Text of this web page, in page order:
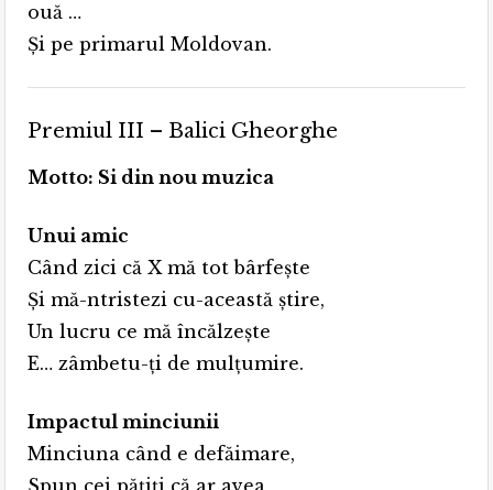
ouă …
Şi pe primarul Moldovan.
Premiul III – Balici Gheorghe
Motto: Si din nou muzica
Unui amic
Când zici că X mă tot bârfește
Și mă-ntristezi cu-această știre,
Un lucru ce mă încălzește
E… zâmbetu-ți de mulțumire.
Impactul minciunii
Minciuna când e defăimare,
Spun cei pățiți că ar avea,